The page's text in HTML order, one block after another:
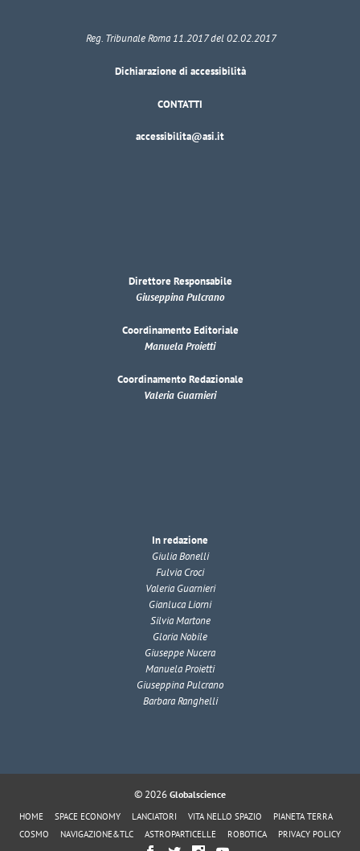
Reg. Tribunale Roma 11.2017 del 02.02.2017
Dichiarazione di accessibilità
CONTATTI
accessibilita@asi.it
Direttore Responsabile
Giuseppina Pulcrano
Coordinamento Editoriale
Manuela Proietti
Coordinamento Redazionale
Valeria Guarnieri
In redazione
Giulia Bonelli
Fulvia Croci
Valeria Guarnieri
Gianluca Liorni
Silvia Martone
Gloria Nobile
Giuseppe Nucera
Manuela Proietti
Giuseppina Pulcrano
Barbara Ranghelli
© 2026 Globalscience
HOME SPACE ECONOMY LANCIATORI VITA NELLO SPAZIO
PIANETA TERRA
COSMO
NAVIGAZIONE&TLC ASTROPARTICELLE ROBOTICA PRIVACY POLICY